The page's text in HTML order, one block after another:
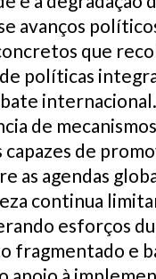
avanços
que
políticas
de mecanismos
de
as agendas
continua
esforços
fragmentado e